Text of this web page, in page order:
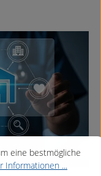
eine bestmögliche
Informationen ...